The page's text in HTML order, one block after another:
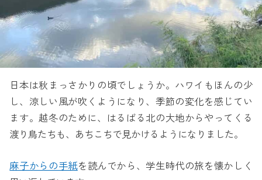
日本は秋まっさかりの頃でしょうか。ハワイもほんの少
し、涼しい風が吹くようになり、季節の変化を感じてい
ます。越冬のために、はるばる北の大地からやってくる
渡り鳥たちも、あちこちで見かけるようになりました。
麻子からの手紙を読んでから、学生時代の旅を懐かしく